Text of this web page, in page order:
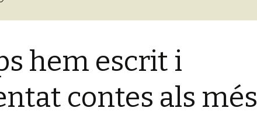
hem escrit i
contes als més